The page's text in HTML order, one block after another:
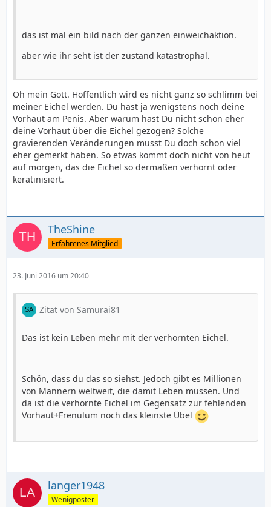
das ist mal ein bild nach der ganzen einweichaktion.
aber wie ihr seht ist der zustand katastrophal.
Oh mein Gott. Hoffentlich wird es nicht ganz so schlimm bei
meiner Eichel werden. Du hast ja wenigstens noch deine
Vorhaut am Penis. Aber warum hast Du nicht schon eher
deine Vorhaut über die Eichel gezogen? Solche
gravierenden Veränderungen musst Du doch schon viel
eher gemerkt haben. So etwas kommt doch nicht von heut
auf morgen, das die Eichel so dermaßen verhornt oder
keratinisiert.
TheShine
Erfahrenes Mitglied
23. Juni 2016 um 20:40
Zitat von Samurai81
Das ist kein Leben mehr mit der verhornten Eichel.
Schön, dass du das so siehst. Jedoch gibt es Millionen
von Männern weltweit, die damit Leben müssen. Und
da ist die verhornte Eichel im Gegensatz zur fehlenden
Vorhaut+Frenulum noch das kleinste Übel
langer1948
Wenigposter